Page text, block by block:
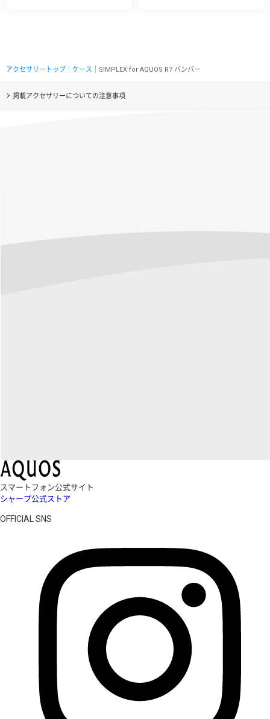
アクセサリートップ ケース ｜SIMPLEX for AQUOS R7 バンパー
掲載アクセサリーについての注意事項
スマートフォン公式サイト
シャープ公式ストア
OFFICIAL SNS